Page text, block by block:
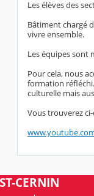
Les élèves des
Bâtiment chargé
vivre ensemble.
Les équipes sont
Pour cela, nous
formation
culturelle mais
Vous trouverez
CERNIN